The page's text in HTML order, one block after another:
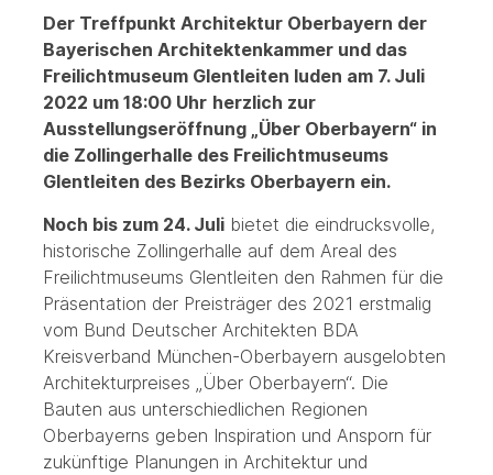
Der Treffpunkt Architektur Oberbayern der
Bayerischen Architektenkammer und das
Freilichtmuseum Glentleiten luden am 7. Juli
2022 um 18:00 Uhr herzlich zur
Ausstellungseröffnung „Über Oberbayern“ in
die Zollingerhalle des Freilichtmuseums
Glentleiten des Bezirks Oberbayern ein.
Noch bis zum 24. Julibietet die eindrucksvolle,
historische Zollingerhalle auf dem Areal des
Freilichtmuseums Glentleiten den Rahmen für die
Präsentation der Preisträger des 2021 erstmalig
vom Bund Deutscher Architekten BDA
Kreisverband München-Oberbayern ausgelobten
Architekturpreises „Über Oberbayern“. Die
Bauten aus unterschiedlichen Regionen
Oberbayerns geben Inspiration und Ansporn für
zukünftige Planungen in Architektur und